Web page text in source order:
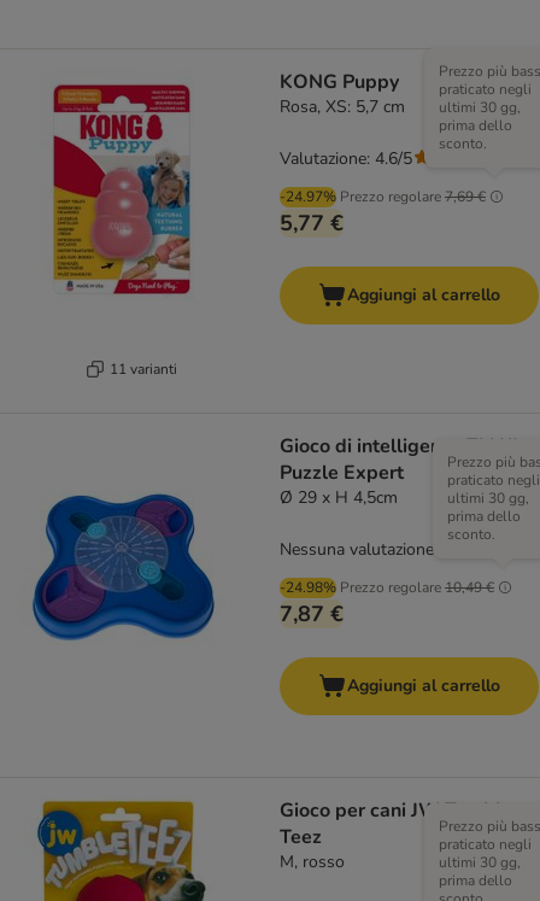
11 varianti
KONG Puppy
Rosa, XS: 5,7 cm
-24.97% Prezzo regolare7,69 €
Prezzo più
praticato negli
ultimi 30 gg,
prima dello
sconto.
5,77 €
Valutazione: 4.6/5
Aggiungi al carrello
Gioco di intelligenza TIAKI
Puzzle Expert
Ø 29 x H 4,5cm
-24.98% Prezzo regolare10,49 €
Prezzo più
praticato negli
ultimi 30 gg,
prima dello
sconto.
7,87 €
Nessuna valutazione
Aggiungi al carrello
Gioco per cani JW Tumble
Teez
M, rosso
Prezzo più
praticato negli
ultimi 30 gg,
prima dello